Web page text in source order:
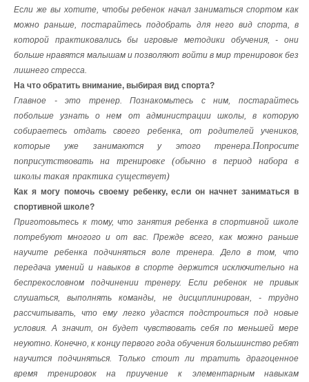
Если же вы хотите, чтобы ребенок начал заниматься спортом как
можно раньше, постарайтесь подобрать для него вид спорта, в
которой практиковались бы игровые методики обучения, - они
больше нравятся малышам и позволяют войти в мир тренировок без
лишнего стресса.
На что обратить внимание, выбирая вид спорта?
Главное - это тренер. Познакомьтесь с ним, постарайтесь
побольше узнать о нем от администрации школы, в которую
собираетесь отдать своего ребенка, от родителей учеников,
которые уже занимаются у этого тренера.Попросите
поприсутствовать на тренировке (обычно в период набора в
школы такая практика существует)
Как я могу помочь своему ребенку, если он начнет заниматься в
спортивной школе?
Приготовьтесь к тому, что занятия ребенка в спортивной школе
потребуют многого и от вас. Прежде всего, как можно раньше
научите ребенка подчиняться воле тренера. Дело в том, что
передача умений и навыков в спорте держится исключительно на
беспрекословном подчинении тренеру. Если ребенок не привык
слушаться, выполнять команды, не дисциплинирован, - трудно
рассчитывать, что ему легко удастся подстроиться под новые
условия. А значит, он будет чувствовать себя по меньшей мере
неуютно. Конечно, к концу первого года обучения большинство ребят
научится подчиняться. Только стоит ли тратить драгоценное
время тренировок на приучение к элементарным навыкам